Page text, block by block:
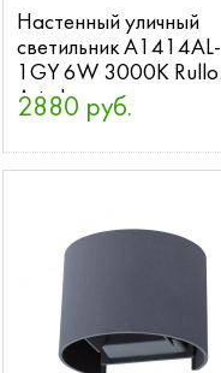
Настенный уличный
светильник A1414AL-
1GY 6W 3000K Rullo
Arte Lamp
2880 руб.